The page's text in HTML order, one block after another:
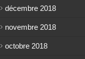
décembre 2018
novembre 2018
octobre 2018